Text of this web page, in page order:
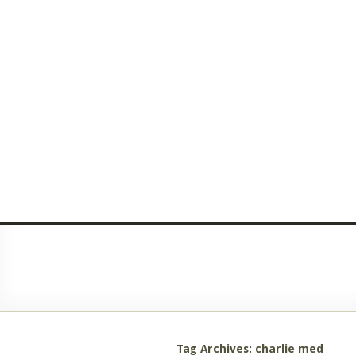
Tag Archives: charlie med